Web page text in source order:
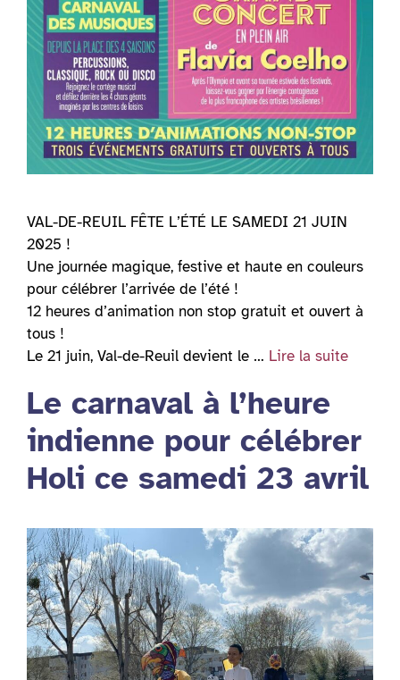
VAL-DE-REUIL FÊTE L’ÉTÉ LE SAMEDI 21 JUIN
2025 !
Une journée magique, festive et haute en couleurs
pour célébrer l’arrivée de l’été !
12 heures d’animation non stop gratuit et ouvert à
tous !
Le 21 juin, Val-de-Reuil devient le … Lire la suite
Le carnaval à l’heure
indienne pour célébrer
Holi ce samedi 23 avril